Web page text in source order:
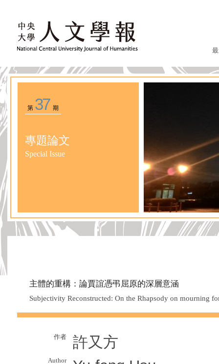
第 37 期
專題論文
Special Issue
主體的重構：論賈誼憑弔屈原的深層意涵
Subjectivity Reconstructed: On the Rhapsody on mourning
作者 許又方
Author